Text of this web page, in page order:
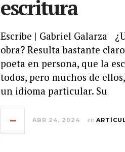
escritura
Escribe | Gabriel Galarza
obra? Resulta bastante
poeta en persona, que la
todos, pero muchos de
un idioma particular. Su
ABR 24, 2024 en